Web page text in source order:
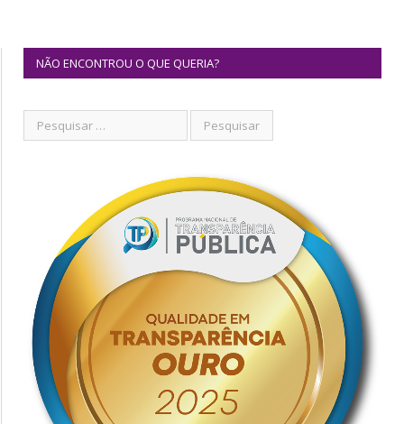
NÃO ENCONTROU O QUE QUERIA?